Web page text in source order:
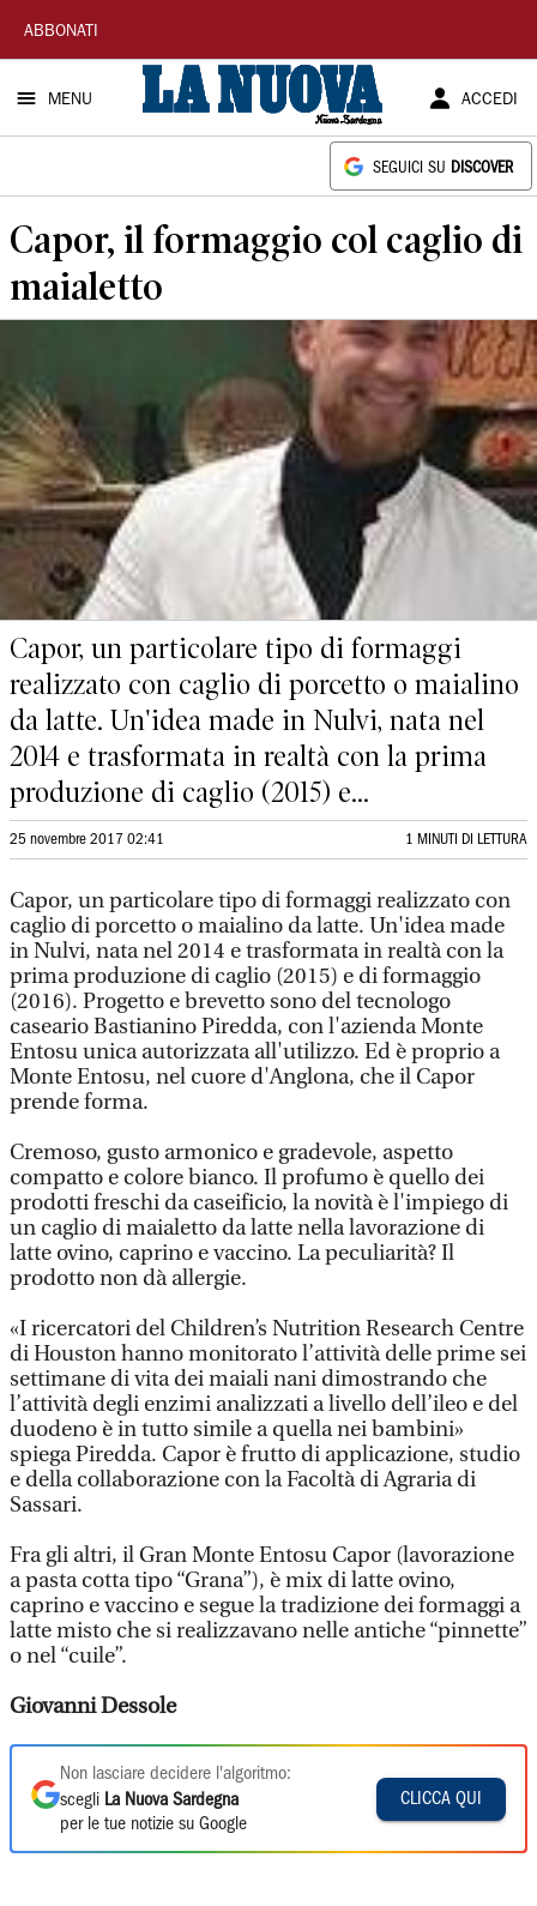
La
Nuova
Sardegna
ABBONATI
MENU ACCEDI
SEGUICI SU DISCOVER
Capor, il formaggio col caglio di
maialetto
Capor, un particolare tipo di formaggi
realizzato con caglio di porcetto o maialino
da latte. Un'idea made in Nulvi, nata nel
2014 e trasformata in realtà con la prima
produzione di caglio (2015) e...
25 novembre 2017 02:41 1 MINUTI DI LETTURA
Capor, un particolare tipo di formaggi realizzato con
caglio di porcetto o maialino da latte. Un'idea made
in Nulvi, nata nel 2014 e trasformata in realtà con la
prima produzione di caglio (2015) e di formaggio
(2016). Progetto e brevetto sono del tecnologo
caseario Bastianino Piredda, con l'azienda Monte
Entosu unica autorizzata all'utilizzo. Ed è proprio a
Monte Entosu, nel cuore d'Anglona, che il Capor
prende forma.
Cremoso, gusto armonico e gradevole, aspetto
compatto e colore bianco. Il profumo è quello dei
prodotti freschi da caseificio, la novità è l'impiego di
un caglio di maialetto da latte nella lavorazione di
latte ovino, caprino e vaccino. La peculiarità? Il
prodotto non dà allergie.
«I ricercatori del Children’s Nutrition Research Centre
di Houston hanno monitorato l’attività delle prime sei
settimane di vita dei maiali nani dimostrando che
l’attività degli enzimi analizzati a livello dell’ileo e del
duodeno è in tutto simile a quella nei bambini»
spiega Piredda. Capor è frutto di applicazione, studio
e della collaborazione con la Facoltà di Agraria di
Sassari.
Fra gli altri, il Gran Monte Entosu Capor (lavorazione
a pasta cotta tipo “Grana”), è mix di latte ovino,
caprino e vaccino e segue la tradizione dei formaggi a
latte misto che si realizzavano nelle antiche “pinnette”
o nel “cuile”.
Giovanni Dessole
Non lasciare decidere l'algoritmo:
scegli La Nuova Sardegna
per le tue notizie su Google
CLICCA QUI